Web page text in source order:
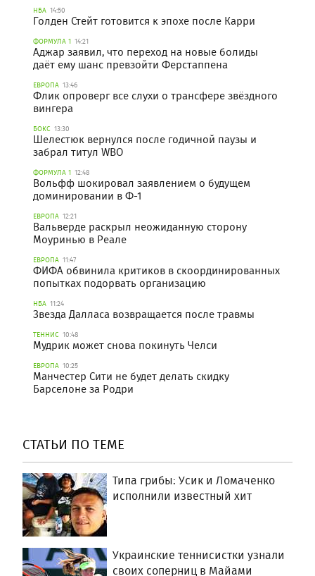
НБА 14:50
Голден Стейт готовится к эпохе после Карри
ФОРМУЛА 1 14:21
Аджар заявил, что переход на новые болиды
даёт ему шанс превзойти Ферстаппена
ЕВРОПА 13:46
Флик опроверг все слухи о трансфере звёздного
вингера
БОКС 13:30
Шелестюк вернулся после годичной паузы и
забрал титул WBO
ФОРМУЛА 1 12:48
Вольфф шокировал заявлением о будущем
доминировании в Ф-1
ЕВРОПА 12:21
Вальверде раскрыл неожиданную сторону
Моуринью в Реале
ЕВРОПА 11:47
ФИФА обвинила критиков в скоординированных
попытках подорвать организацию
НБА 11:24
Звезда Далласа возвращается после травмы
ТЕННИС 10:48
Мудрик может снова покинуть Челси
ЕВРОПА 10:25
Манчестер Сити не будет делать скидку
Барселоне за Родри
СТАТЬИ ПО ТЕМЕ
Типа грибы: Усик и Ломаченко
исполнили известный хит
Украинские теннисистки узнали
своих соперниц в Майами